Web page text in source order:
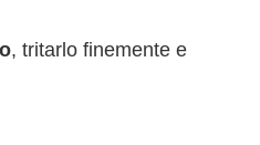
, tritarlo finemente e